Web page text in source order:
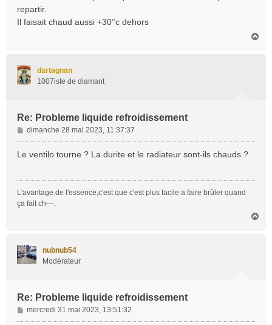
g
e
repartir.
Il faisait chaud aussi +30°c dehors
dartagnan
1007iste de diamant
Re: Probleme liquide refroidissement
M
e
s
e
dimanche 28 mai 2023, 11:37:37
Le ventilo tourne ? La durite et le radiateur sont-ils chauds ?
L'avantage de l'essence,c'est que c'est plus facile a faire brûler quand
ça fait ch---.
nubnub54
Modérateur
Re: Probleme liquide refroidissement
M
e
mercredi 31 mai 2023, 13:51:32